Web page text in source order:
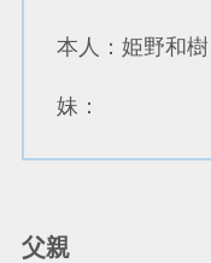
本人：姫野和樹
妹：
父親